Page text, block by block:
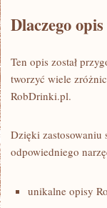
Dlaczego
Ten opis został
tworzyć wiele
RobDrinki.pl.
Dzięki
odpowiedniego
unikalne opisy